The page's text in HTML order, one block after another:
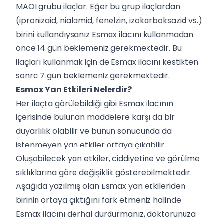
MAOI grubu ilaçlar. Eğer bu grup ilaçlardan
(ipronizaid, nialamid, fenelzin, izokarboksazid vs.)
birini kullandıysanız Esmax ilacını kullanmadan
önce 14 gün beklemeniz gerekmektedir. Bu
ilaçları kullanmak için de Esmax ilacını kestikten
sonra 7 gün beklemeniz gerekmektedir.
Esmax Yan Etkileri Nelerdir?
Her ilaçta görülebildiği gibi Esmax ilacının
içerisinde bulunan maddelere karşı da bir
duyarlılık olabilir ve bunun sonucunda da
istenmeyen yan etkiler ortaya çıkabilir.
Oluşabilecek yan etkiler, ciddiyetine ve görülme
sıklıklarına göre değişiklik gösterebilmektedir.
Aşağıda yazılmış olan Esmax yan etkileriden
birinin ortaya çıktığını fark etmeniz halinde
Esmax ilacını derhal durdurmanız, doktorunuza